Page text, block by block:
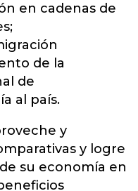
en cadenas de
de la
de
al país.
y
y logre
su economía en